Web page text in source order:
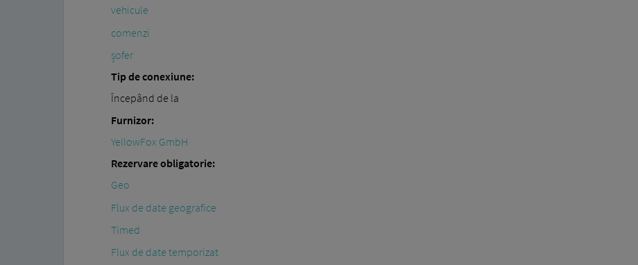
vehicule
comenzi
șofer
Tip de conexiune:
Începând de la
Furnizor:
YellowFox GmbH
Rezervare obligatorie:
Geo
Flux de date geografice
Timed
Flux de date temporizat